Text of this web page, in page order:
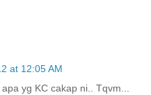
at 12:05 AM
yg KC cakap ni.. Tqvm...